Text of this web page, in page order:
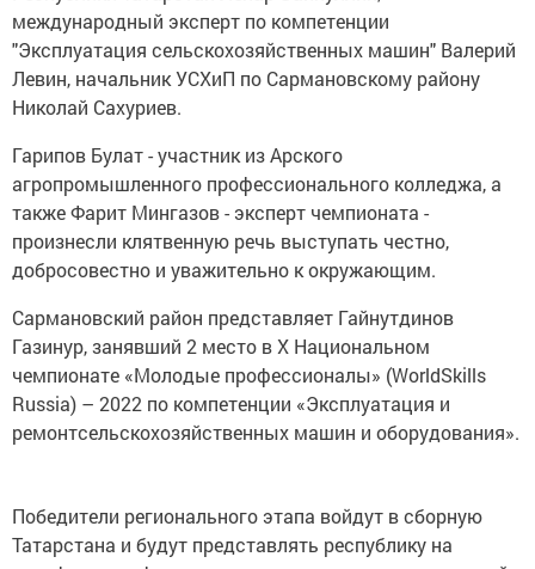
международный эксперт по компетенции
"Эксплуатация сельскохозяйственных машин" Валерий
Левин, начальник УСХиП по Сармановскому району
Николай Сахуриев.
Гарипов Булат - участник из Арского
агропромышленного профессионального колледжа, а
также Фарит Мингазов - эксперт чемпионата -
произнесли клятвенную речь выступать честно,
добросовестно и уважительно к окружающим.
Сармановский район представляет Гайнутдинов
Газинур, занявший 2 место в Х Национальном
чемпионате «Молодые профессионалы» (WorldSkills
Russia) – 2022 по компетенции «Эксплуатация и
ремонтсельскохозяйственных машин и оборудования».
Победители регионального этапа войдут в сборную
Татарстана и будут представлять республику на